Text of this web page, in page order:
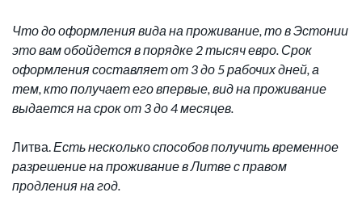
Что до оформления вида на проживание, то в Эстонии
это вам обойдется в порядке 2 тысяч евро. Срок
оформления составляет от 3 до 5 рабочих дней, а
тем, кто получает его впервые, вид на проживание
выдается на срок от 3 до 4 месяцев.
Литва.Есть несколько способов получить временное
разрешение на проживание в Литве с правом
продления на год.